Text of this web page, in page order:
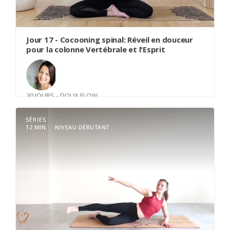
honnête avec son corps et il sera plus généreux
avec vous.
Jour 17 - Cocooning spinal: Réveil en douceur
pour la colonne Vertébrale et l'Esprit
30 JOURS - DOUX FLOW
AvecNancy Canse
quelques minutes, nous explorerons des
mouvements doux pour libérer les tensions le
long de la colonne, favorisant ainsi la mobilité, tout
en synchronisant ces gestes avec une respiration
SÉRIES
12 MIN
NIVEAU DÉBUTANT